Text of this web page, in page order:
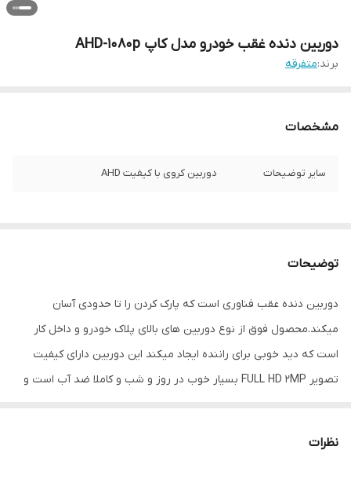
دوربین دنده غقب خودرو مدل کاپ AHD-1080p
برند:متفرقه
مشخصات
سایر توضیحات دوربین کروی با کیفیت AHD
توضیحات
دوربین دنده عقب فناوری است که پارک کردن را تا حدودی آسان
میکند.محصول فوق از نوع دوربین های بالای پلاک خودرو و داخل کار
است که دید خوبی برای راننده ایجاد میکند این دوربین دارای کیفیت
تصویر FULL HD 2MP بسیار خوب در روز و شب و کاملا ضد آب است و
نظرات